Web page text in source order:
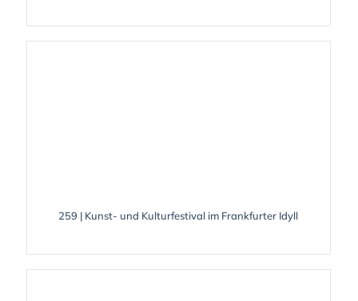
259 | Kunst- und Kulturfestival im Frankfurter Idyll